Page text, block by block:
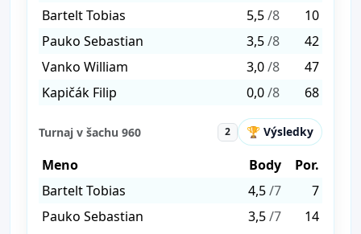
Bartelt Tobias
5,5/8
10
Pauko Sebastian
3,5/8
42
Vanko William
3,0/8
47
Kapičák Filip
0,0/8 68
Turnaj v šachu 960 2 🏆 Výsledky
Meno Body
Por.
Bartelt Tobias
4,5/7
7
Pauko Sebastian
3,5/7 14